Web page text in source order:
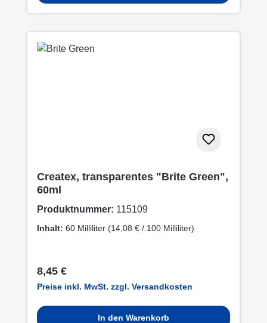
Createx, transparentes "Brite Green",
60ml
Produktnummer: 115109
Inhalt: 60 Milliliter (14,08 € / 100 Milliliter)
Regulärer Preis:
8,45 €
Preise inkl. MwSt. zzgl. Versandkosten
In den Warenkorb